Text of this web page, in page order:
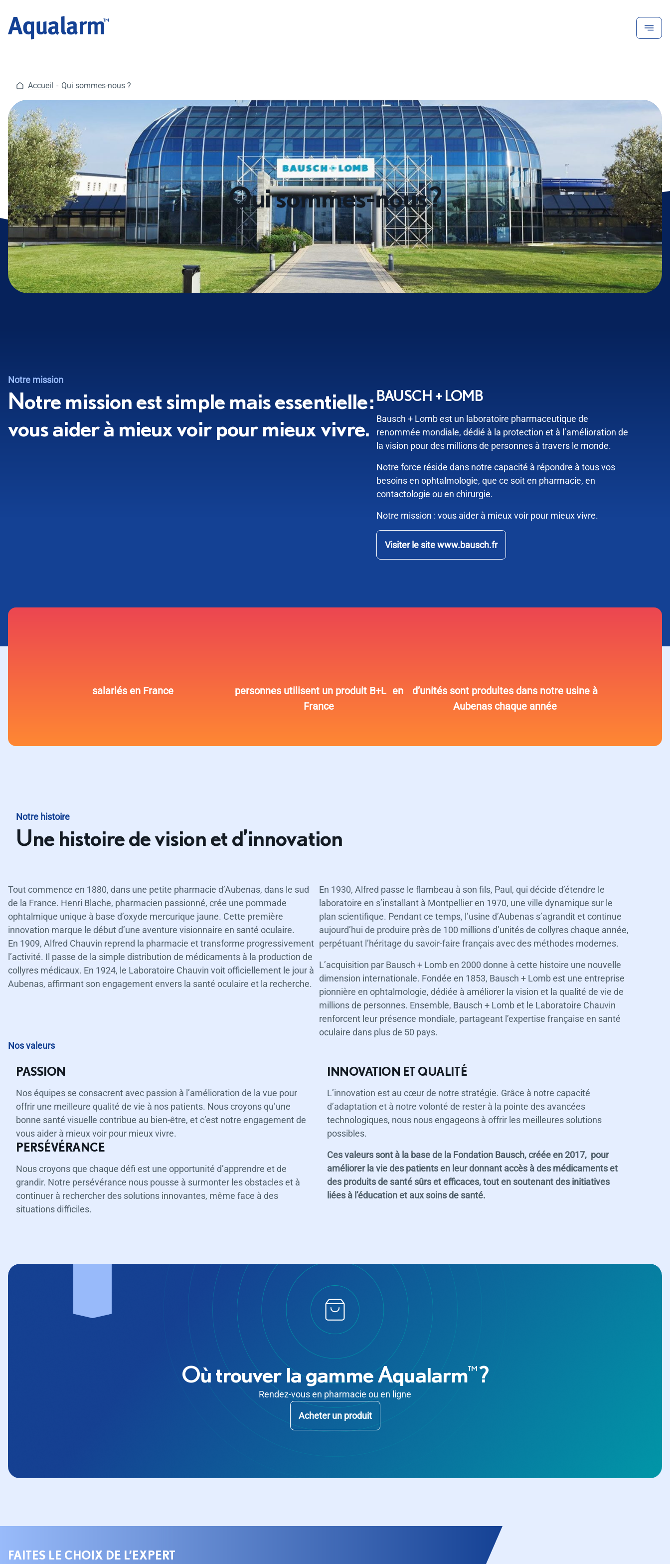
contenu
Accueil Qui sommes-nous ?
Qui sommes-nous ?
Notre mission
Notre mission est simple mais essentielle :
vous aider à mieux voir pour mieux vivre.
BAUSCH + LOMB
Bausch + Lomb est un laboratoire pharmaceutique de
renommée mondiale, dédié à la protection et à l’amélioration de
la vision pour des millions de personnes à travers le monde.
Notre force réside dans notre capacité à répondre à tous vos
besoins en ophtalmologie, que ce soit en pharmacie, en
contactologie ou en chirurgie.
Notre mission : vous aider à mieux voir pour mieux vivre.
Visiter le site www.bausch.fr
salariés en France
personnes utilisent un produit B+L en
France
d’unités sont produites dans notre usine à
Aubenas chaque année
Notre histoire
Une histoire de vision et d’innovation
Tout commence en 1880, dans une petite pharmacie d’Aubenas, dans le sud
de la France. Henri Blache, pharmacien passionné, crée une pommade
ophtalmique unique à base d’oxyde mercurique jaune. Cette première
innovation marque le début d’une aventure visionnaire en santé oculaire.
En 1909, Alfred Chauvin reprend la pharmacie et transforme progressivement
l’activité. Il passe de la simple distribution de médicaments à la production de
collyres médicaux. En 1924, le Laboratoire Chauvin voit officiellement le jour à
Aubenas, affirmant son engagement envers la santé oculaire et la recherche.
En 1930, Alfred passe le flambeau à son fils, Paul, qui décide d’étendre le
laboratoire en s’installant à Montpellier en 1970, une ville dynamique sur le
plan scientifique. Pendant ce temps, l’usine d’Aubenas s’agrandit et continue
aujourd’hui de produire près de 100 millions d’unités de collyres chaque année,
perpétuant l’héritage du savoir-faire français avec des méthodes modernes.
L’acquisition par Bausch + Lomb en 2000 donne à cette histoire une nouvelle
dimension internationale. Fondée en 1853, Bausch + Lomb est une entreprise
pionnière en ophtalmologie, dédiée à améliorer la vision et la qualité de vie de
millions de personnes. Ensemble, Bausch + Lomb et le Laboratoire Chauvin
renforcent leur présence mondiale, partageant l’expertise française en santé
oculaire dans plus de 50 pays.
Nos valeurs
PASSION
Nos équipes se consacrent avec passion à l’amélioration de la vue pour
offrir une meilleure qualité de vie à nos patients. Nous croyons qu’une
bonne santé visuelle contribue au bien-être, et c’est notre engagement de
vous aider à mieux voir pour mieux vivre.
PERSÉVÉRANCE
Nous croyons que chaque défi est une opportunité d’apprendre et de
grandir. Notre persévérance nous pousse à surmonter les obstacles et à
continuer à rechercher des solutions innovantes, même face à des
situations difficiles.
INNOVATION ET QUALITÉ
L’innovation est au cœur de notre stratégie. Grâce à notre capacité
d’adaptation et à notre volonté de rester à la pointe des avancées
technologiques, nous nous engageons à offrir les meilleures solutions
possibles.
Ces valeurs sont à la base de la Fondation Bausch, créée en 2017, pour
améliorer la vie des patients en leur donnant accès à des médicaments et
des produits de santé sûrs et efficaces, tout en soutenant des initiatives
liées à l’éducation et aux soins de santé.
Où trouver la gamme Aqualarm™?
Rendez-vous en pharmacie ou en ligne
Acheter un produit
FAITES LE CHOIX DE L’EXPERT